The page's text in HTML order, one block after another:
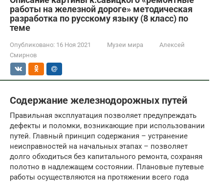
работы на железной дороге» методическая
разработка по русскому языку (8 класс) по
теме
Опубликовано: 16 Ноя 2021 Музеи мира
Алексей
Смирнов
Содержание железнодорожных путей
Правильная эксплуатация позволяет предупреждать
дефекты и поломки, возникающие при использовании
путей. Главный принцип содержания – устранение
неисправностей на начальных этапах – позволяет
долго обходиться без капитального ремонта, сохраняя
полотно в надлежащем состоянии. Плановые путевые
работы осуществляются на протяжении всего года